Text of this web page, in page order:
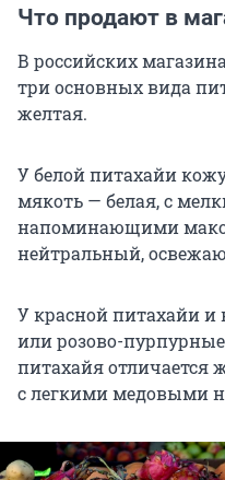
Что продают в
В российских
три основных вида
желтая.
У белой питахайи
мякоть — белая, с
напоминающими
нейтральный,
У красной питахайи и
или розово-
питахайя отличается
с легкими медовыми